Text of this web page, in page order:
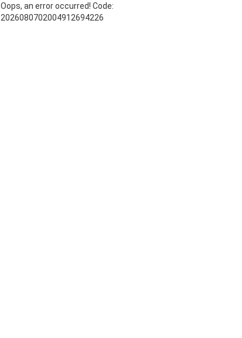
Oops, an error occurred! Code:
2026080702004912694226